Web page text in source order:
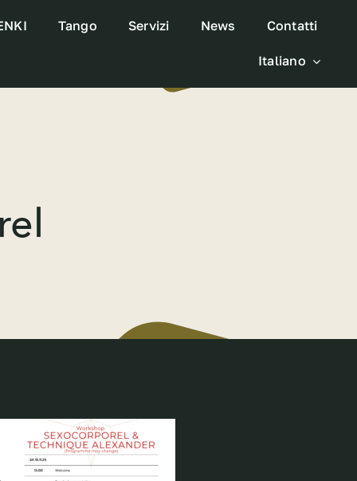
Tango Servizi News Contatti
Italiano